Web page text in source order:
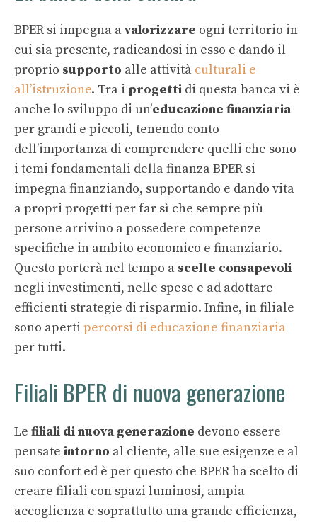
BPER si impegna avalorizzare ogni territorio in
cui sia presente, radicandosi in esso e dando il
proprio supporto alle attività culturali e
all’istruzione. Tra i progetti di questa banca vi è
anche lo sviluppo di un’educazione finanziaria
per grandi e piccoli, tenendo conto
dell’importanza di comprendere quelli che sono
i temi fondamentali della finanza BPER si
impegna finanziando, supportando e dando vita
a propri progetti per far sì che sempre più
persone arrivino a possedere competenze
specifiche in ambito economico e finanziario.
Questo porterà nel tempo a scelte consapevoli
negli investimenti, nelle spese e ad adottare
efficienti strategie di risparmio. Infine, in filiale
sono aperti percorsi di educazione finanziaria
per tutti.
Filiali BPER di nuova generazione
Le filiali di nuova generazione devono essere
pensate intorno al cliente, alle sue esigenze e al
suo confort ed è per questo che BPER ha scelto di
creare filiali con spazi luminosi, ampia
accoglienza e soprattutto una grande efficienza,